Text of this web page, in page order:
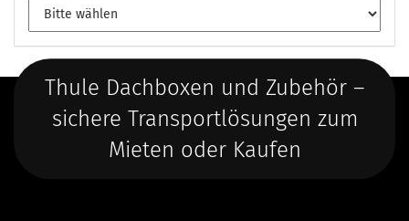
Thule Dachboxen und Zubehör –
sichere Transportlösungen zum
Mieten oder Kaufen